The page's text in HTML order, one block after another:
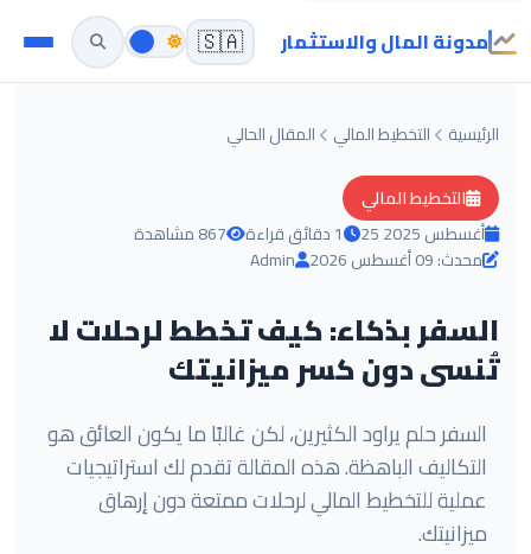
مدونة المال والاستثمار 🇸🇦
الرئيسية التخطيط المالي المقال الحالي
التخطيط المالي
25 أغسطس 2025
1 دقائق قراءة
867 مشاهدة
محدث: 09 أغسطس 2026
Admin
السفر بذكاء: كيف تخطط لرحلات لا
تُنسى دون كسر ميزانيتك
السفر حلم يراود الكثيرين، لكن غالبًا ما يكون العائق هو
التكاليف الباهظة. هذه المقالة تقدم لك استراتيجيات
عملية للتخطيط المالي لرحلات ممتعة دون إرهاق
ميزانيتك.